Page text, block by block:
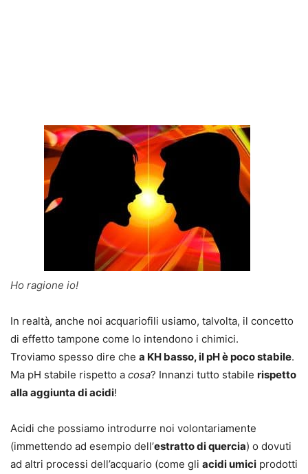
Ho ragione io!
In realtà, anche noi acquariofili usiamo, talvolta, il concetto
di effetto tampone come lo intendono i chimici.
Troviamo spesso dire che a KH basso, il pH è poco stabile.
Ma pH stabile rispetto a cosa? Innanzi tutto stabile rispetto
alla aggiunta di acidi!
Acidi che possiamo introdurre noi volontariamente
(immettendo ad esempio dell’estratto di quercia) o dovuti
ad altri processi dell’acquario (come gli acidi umici prodotti